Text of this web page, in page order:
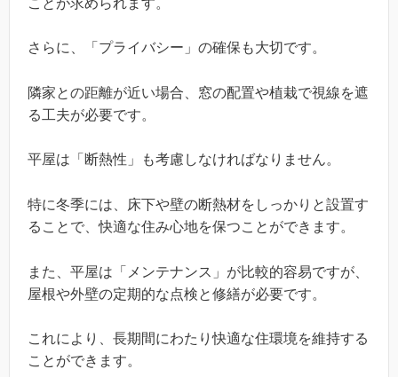
さらに、「プライバシー」の確保も大切です。
隣家との距離が近い場合、窓の配置や植栽で視線を遮
る工夫が必要です。
平屋は「断熱性」も考慮しなければなりません。
特に冬季には、床下や壁の断熱材をしっかりと設置す
ることで、快適な住み心地を保つことができます。
また、平屋は「メンテナンス」が比較的容易ですが、
屋根や外壁の定期的な点検と修繕が必要です。
これにより、長期間にわたり快適な住環境を維持する
ことができます。